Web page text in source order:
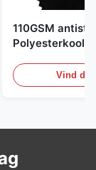
110GSM
Vind de